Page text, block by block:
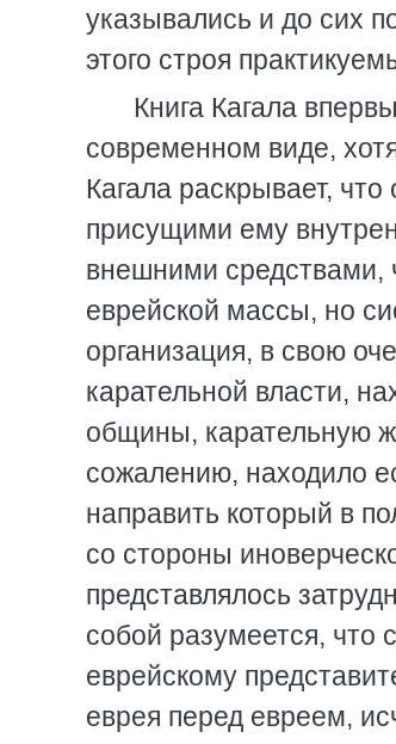
указывались и до сих
этого строя
Книга Кагала
современном виде,
Кагала раскрывает,
присущими ему
внешними средствами,
еврейской массы, но
организация, в свою
карательной власти,
общины, карательную
сожалению, находило
направить который в
со стороны
представлялось
собой разумеется, что
еврейскому
еврея перед евреем,